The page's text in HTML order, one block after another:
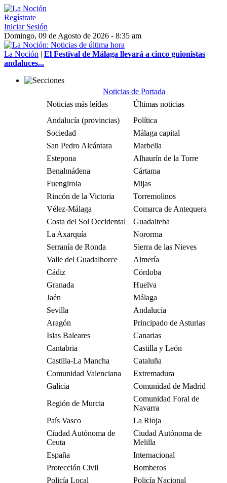
Regístrate
Iniciar Sesión
Domingo, 09 de Agosto de 2026 - 8:35 am
La Noción | El Festival de Málaga llevará a cinco guionistas
andaluces...
Noticias de Portada
Noticias más leídas
Últimas noticias
Andalucía (provincias)
Política
Sociedad
Málaga capital
San Pedro Alcántara
Marbella
Estepona
Alhaurín de la Torre
Benalmádena
Cártama
Fuengirola
Mijas
Rincón de la Victoria
Torremolinos
Vélez-Málaga
Comarca de Antequera
Costa del Sol Occidental
Guadalteba
La Axarquía
Nororma
Serranía de Ronda
Sierra de las Nieves
Valle del Guadalhorce
Almería
Cádiz
Córdoba
Granada
Huelva
Jaén
Málaga
Sevilla
Andalucía
Aragón
Principado de Asturias
Islas Baleares
Canarias
Cantabria
Castilla y León
Castilla-La Mancha
Cataluña
Comunidad Valenciana
Extremadura
Galicia
Comunidad de Madrid
Región de Murcia
Comunidad Foral de
Navarra
País Vasco
La Rioja
Ciudad Autónoma de
Ceuta
Ciudad Autónoma de
Melilla
España
Internacional
Protección Civil
Bomberos
Policía Local
Policía Nacional